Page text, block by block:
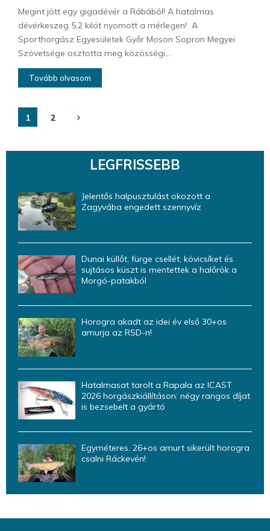
Megint jött egy gigadévér a Rábából! A hatalmas
dévérkeszeg 5,2 kilót nyomott a mérlegen! A
Sporthorgász Egyesületek Győr Moson Sopron Megyei
Szövetsége osztotta meg közösségi...
Tovább olvasom
Bejegyzések
1 2
LEGFRISSEBB
Jelentős halpusztulást okozott a
Zagyvába engedett szennyvíz
Dunai küllőt, fürge csellét, kövicsíket és
sujtásos küszt is mentettek a halőrök a
Morgó-patakból
Horogra akadt az idei év első 30+os
amurja az RSD-n!
Hatalmasat tarolt a Rapala az ICAST
2026 horgászkiállításon: négy rangos díjat
is bezsebelt a gyártó
Egyméteres, 26+os amurt sikerült horogra
csalni Ráckevén!